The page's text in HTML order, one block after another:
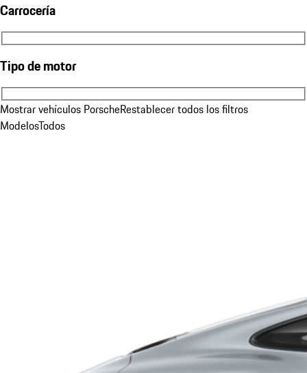
Carrocería
Carrocería
Tipo de motor
Tipo de motor
Mostrar vehículos PorscheRestablecer todos los filtros
ModelosTodos